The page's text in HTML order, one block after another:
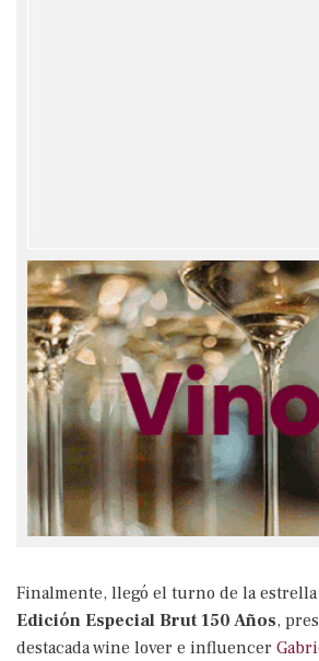
Finalmente, llegó el turno de la
Edición Especial Brut 150 Años,
destacada wine lover e influencer